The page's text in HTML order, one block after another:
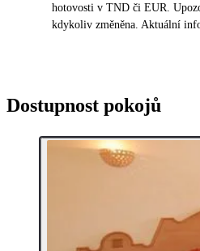
hotovosti v TND či EUR.
kdykoliv změněna. Aktuální
Dostupnost pokojů